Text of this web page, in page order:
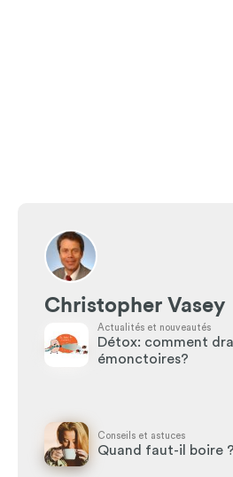
Christopher Vasey
Actualités et nouveautés
Détox: comment
émonctoires?
Conseils et astuces
Quand faut-il boire ?